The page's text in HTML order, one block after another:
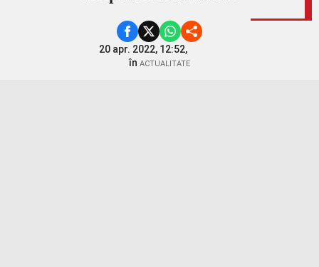
20 apr. 2022, 12:52,
în ACTUALITATE